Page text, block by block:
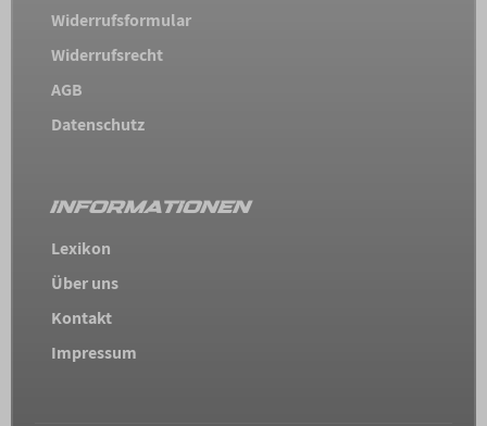
Widerrufsformular
Widerrufsrecht
AGB
Datenschutz
INFORMATIONEN
Lexikon
Über uns
Kontakt
Impressum